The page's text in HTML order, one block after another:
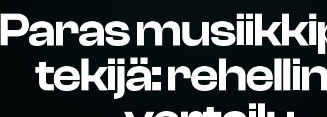
Paras
tekijä: